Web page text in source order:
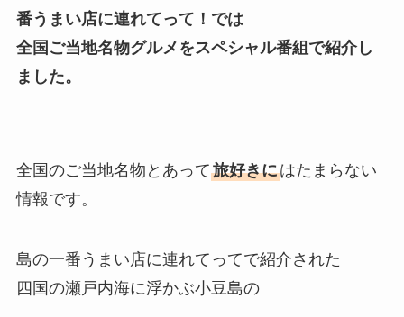
番うまい店に連れてって！では
全国ご当地名物グルメをスペシャル番組で紹介し
ました。
全国のご当地名物とあって旅好きにはたまらない
情報です。
島の一番うまい店に連れてってで紹介された
四国の瀬戸内海に浮かぶ小豆島の